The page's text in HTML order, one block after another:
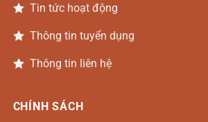
Tin tức hoạt động
Thông tin tuyển dụng
Thông tin liên hệ
CHÍNH SÁCH